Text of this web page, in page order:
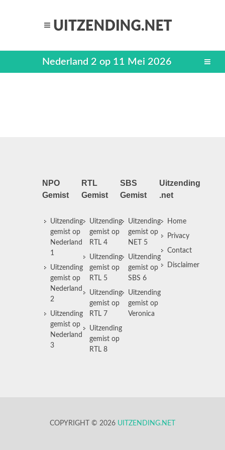
Nederland 2 op 11 Mei 2026
NPO
Gemist
Uitzending
gemist op
Nederland
1
Uitzending
gemist op
Nederland
2
Uitzending
gemist op
Nederland
3
RTL
Gemist
Uitzending
gemist op
RTL 4
Uitzending
gemist op
RTL 5
Uitzending
gemist op
RTL 7
Uitzending
gemist op
RTL 8
SBS
Gemist
Uitzending
gemist op
NET 5
Uitzending
gemist op
SBS 6
Uitzending
gemist op
Veronica
Uitzending
.net
Home
Privacy
Contact
Disclaimer
COPYRIGHT © 2026 UITZENDING.NET